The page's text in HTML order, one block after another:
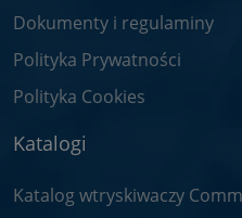
Dokumenty i regulaminy
Polityka Prywatności
Polityka Cookies
Katalogi
Katalog wtryskiwaczy